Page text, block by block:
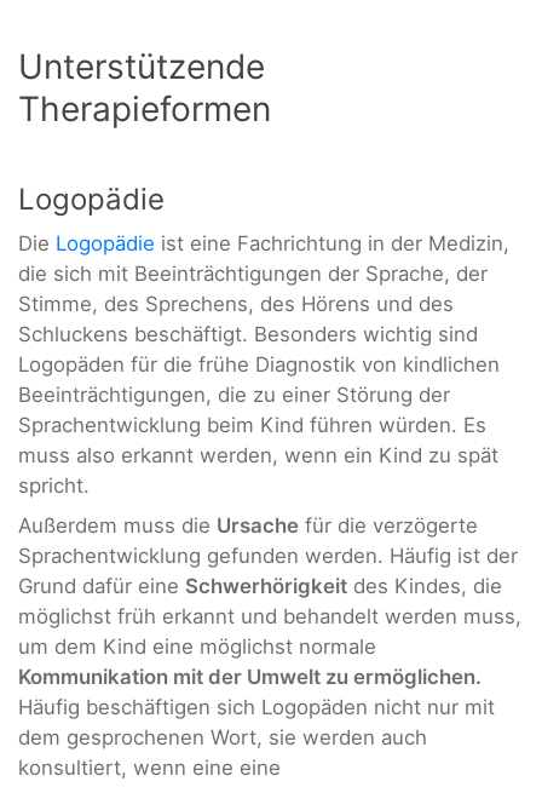
Unterstützende
Therapieformen
Logopädie
Die Logopädie ist eine Fachrichtung in der Medizin,
die sich mit Beeinträchtigungen der Sprache, der
Stimme, des Sprechens, des Hörens und des
Schluckens beschäftigt. Besonders wichtig sind
Logopäden für die frühe Diagnostik von kindlichen
Beeinträchtigungen, die zu einer Störung der
Sprachentwicklung beim Kind führen würden. Es
muss also erkannt werden, wenn ein Kind zu spät
spricht.
Außerdem muss die Ursache für die verzögerte
Sprachentwicklung gefunden werden. Häufig ist der
Grund dafür eine Schwerhörigkeit des Kindes, die
möglichst früh erkannt und behandelt werden muss,
um dem Kind eine möglichst normale
Kommunikation mit der Umwelt zu ermöglichen.
Häufig beschäftigen sich Logopäden nicht nur mit
dem gesprochenen Wort, sie werden auch
konsultiert, wenn eine eine